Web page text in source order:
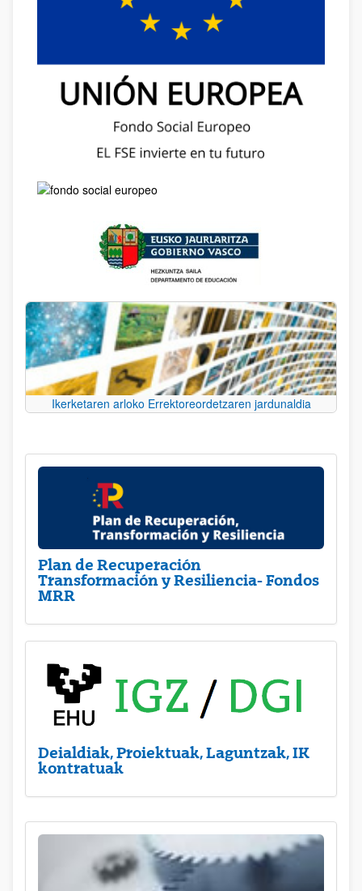
Ikerketaren arloko Errektoreordetzaren jardunaldia
Plan de Recuperación
Transformación y Resiliencia- Fondos
MRR
Deialdiak, Proiektuak, Laguntzak, IK
kontratuak